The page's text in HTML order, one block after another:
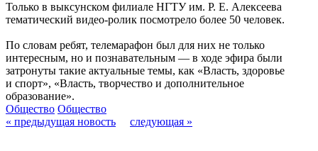
Только в выксунском филиале НГТУ им. Р. Е. Алексеева
тематический видео-ролик посмотрело более 50 человек.
По словам ребят, телемарафон был для них не только
интересным, но и познавательным — в ходе эфира были
затронуты такие актуальные темы, как «Власть, здоровье
и спорт», «Власть, творчество и дополнительное
образование».
Общество Общество
« предыдущая новость
следующая »